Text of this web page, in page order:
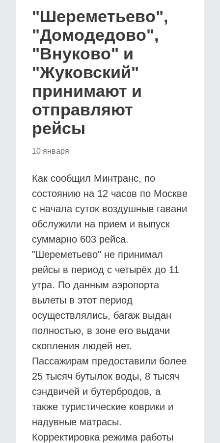
"Шереметьево",
"Домодедово",
"Внуково" и
"Жуковский"
принимают и
отправляют
рейсы
10 января
Как сообщил Минтранс, по
состоянию на 12 часов по Москве
с начала суток воздушные гавани
обслужили на прием и выпуск
суммарно 603 рейса.
"Шереметьево" не принимал
рейсы в период с четырёх до 11
утра. По данным аэропорта
вылеты в этот период
осуществлялись, багаж выдан
полностью, в зоне его выдачи
скопления людей нет.
Пассажирам предоставили более
25 тысяч бутылок воды, 8 тысяч
сэндвичей и бутербродов, а
также туристические коврики и
надувные матрасы.
Корректировка режима работы